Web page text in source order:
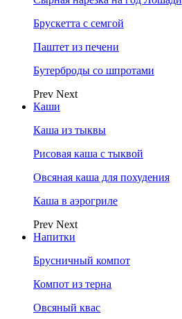
Брускетта с семгой
Паштет из печени
Бутерброды со шпротами
Prev Next
Каши
Каша из тыквы
Рисовая каша с тыквой
Овсяная каша для похудения
Каша в аэрогриле
Prev Next
Напитки
Брусничный компот
Компот из терна
Овсяный квас